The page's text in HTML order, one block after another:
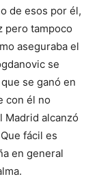
de esos por él,
pero tampoco
aseguraba el
se
se ganó en
con él no
Madrid alcanzó
fácil es
en general